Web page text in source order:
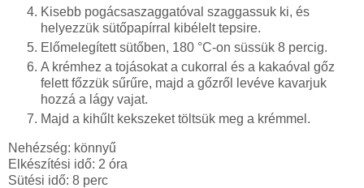
Kisebb pogácsaszaggatóval szaggassuk ki, és
helyezzük sütőpapírral kibélelt tepsire.
Előmelegített sütőben, 180 °C-on süssük 8 percig.
A krémhez a tojásokat a cukorral és a kakaóval gőz
felett főzzük sűrűre, majd a gőzről levéve kavarjuk
hozzá a lágy vajat.
Majd a kihűlt kekszeket töltsük meg a krémmel.
Nehézség: könnyű
Elkészítési idő: 2 óra
Sütési idő: 8 perc